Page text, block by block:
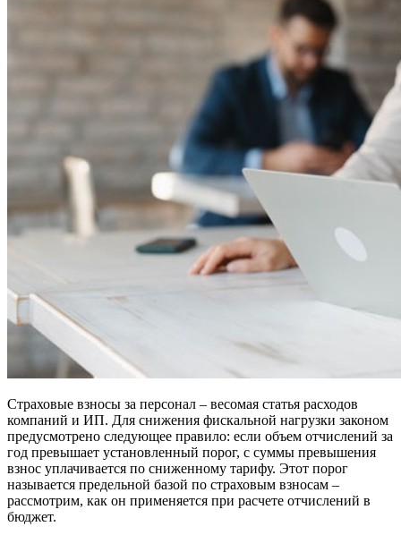
Страховые взносы за персонал – весомая статья расходов
компаний и ИП. Для снижения фискальной нагрузки законом
предусмотрено следующее правило: если объем отчислений за
год превышает установленный порог, с суммы превышения
взнос уплачивается по сниженному тарифу. Этот порог
называется предельной базой по страховым взносам –
рассмотрим, как он применяется при расчете отчислений в
бюджет.